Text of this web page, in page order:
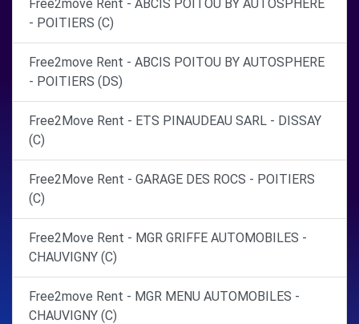
Free2move Rent - ABCIS POITOU BY AUTOSPHERE
- POITIERS (C)
Free2move Rent - ABCIS POITOU BY AUTOSPHERE
- POITIERS (DS)
Free2Move Rent - ETS PINAUDEAU SARL - DISSAY
(C)
Free2Move Rent - GARAGE DES ROCS - POITIERS
(C)
Free2Move Rent - MGR GRIFFE AUTOMOBILES -
CHAUVIGNY (C)
Free2move Rent - MGR MENU AUTOMOBILES -
CHAUVIGNY (C)